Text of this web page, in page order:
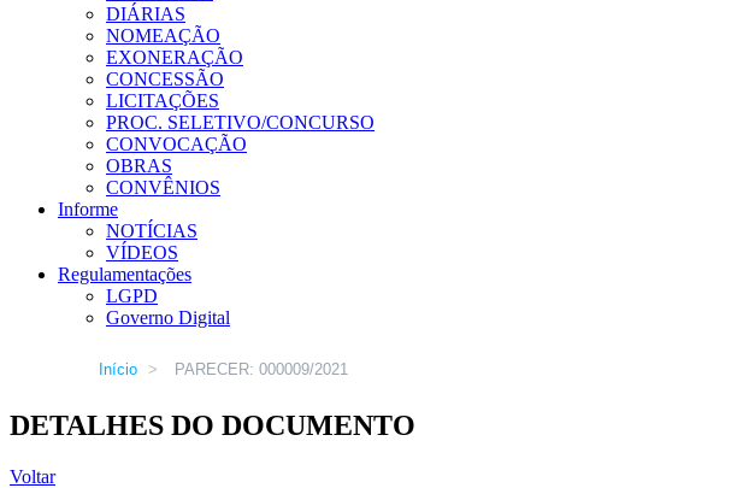
DIÁRIAS
NOMEAÇÃO
EXONERAÇÃO
CONCESSÃO
LICITAÇÕES
PROC. SELETIVO/CONCURSO
CONVOCAÇÃO
OBRAS
CONVÊNIOS
Informe
NOTÍCIAS
VÍDEOS
Regulamentações
LGPD
Governo Digital
Início > PARECER: 000009/2021
DETALHES DO DOCUMENTO
Voltar